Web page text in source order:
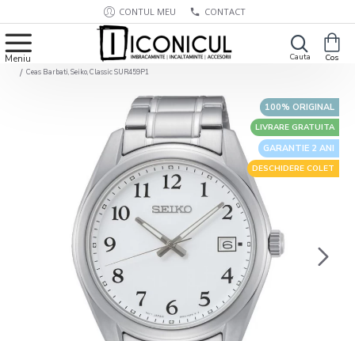
CONTUL MEU CONTACT
Ceas Barbati, Seiko, Classic SUR459P1
GARANTIE 2 ANI
100% ORIGINAL
LIVRARE GRATUITA
DESCHIDERE COLET